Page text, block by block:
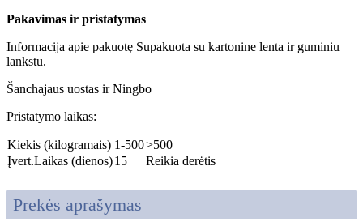
Pakavimas ir pristatymas
Informacija apie pakuotę Supakuota su kartonine lenta ir guminiu
lankstu.
Šanchajaus uostas ir Ningbo
Pristatymo laikas:
Kiekis (kilogramais) 1-500>500
Įvert.Laikas (dienos)15 Reikia derėtis
Prekės aprašymas